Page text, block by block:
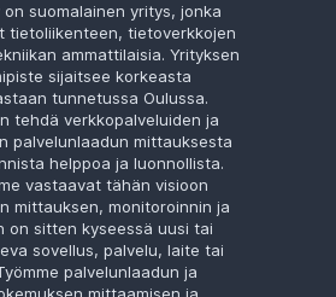
on suomalainen yritys, jonka
tietoliikenteen, tietoverkkojen
ammattilaisia. Yrityksen
sijaitsee korkeasta
tunnetussa Oulussa.
tehdä verkkopalveluiden ja
palvelunlaadun mittauksesta
helppoa ja luonnollista.
vastaavat tähän visioon
mittauksen, monitoroinnin ja
on sitten kyseessä uusi tai
sovellus, palvelu, laite tai
palvelunlaadun ja